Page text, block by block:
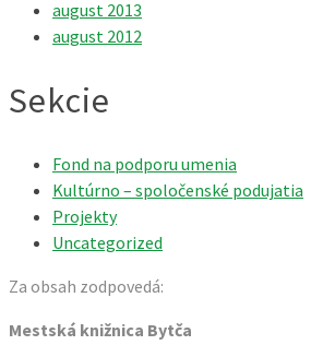
august 2013
august 2012
Sekcie
Fond na podporu umenia
Kultúrno – spoločenské podujatia
Projekty
Uncategorized
Za obsah zodpovedá:
Mestská knižnica Bytča